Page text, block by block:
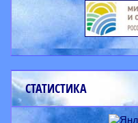
СТАТИСТИКА